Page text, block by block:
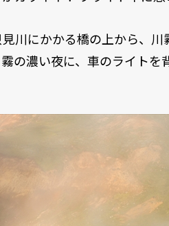
川にかかる橋の上から、
の濃い夜に、車のライト